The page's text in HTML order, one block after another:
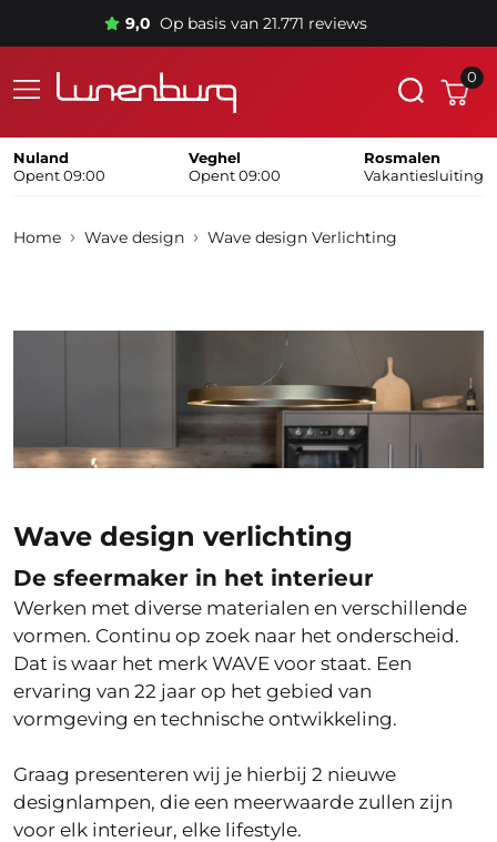
9,0 Op basis van 21.771 reviews
0
Nuland
Opent 09:00
Veghel
Opent 09:00
Rosmalen
Vakantiesluiting
Home Wave design Wave design Verlichting
Wave design verlichting
De sfeermaker in het interieur
Werken met diverse materialen en verschillende
vormen. Continu op zoek naar het onderscheid.
Dat is waar het merk WAVE voor staat. Een
ervaring van 22 jaar op het gebied van
vormgeving en technische ontwikkeling.
Graag presenteren wij je hierbij 2 nieuwe
designlampen, die een meerwaarde zullen zijn
voor elk interieur, elke lifestyle.